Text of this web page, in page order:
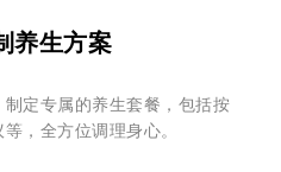
养生方案
定专属的养生套餐，包括按
，全方位调理身心。